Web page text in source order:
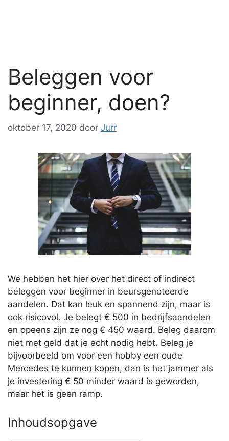
Beleggen voor
beginner, doen?
oktober 17, 2020 door Jurr
We hebben het hier over het direct of indirect
beleggen voor beginner in beursgenoteerde
aandelen. Dat kan leuk en spannend zijn, maar is
ook risicovol. Je belegt € 500 in bedrijfsaandelen
en opeens zijn ze nog € 450 waard. Beleg daarom
niet met geld dat je echt nodig hebt. Beleg je
bijvoorbeeld om voor een hobby een oude
Mercedes te kunnen kopen, dan is het jammer als
je investering € 50 minder waard is geworden,
maar het is geen ramp.
Inhoudsopgave